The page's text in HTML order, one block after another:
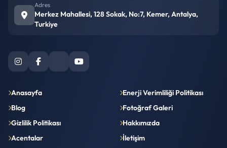
Adres
Merkez Mahallesi, 128 Sokak, No:7, Kemer, Antalya,
Turkiye
Anasayfa
Blog
Gizlilik Politikası
Acentalar
Enerji Verimliliği Politikası
Fotoğraf Galeri
Hakkımızda
İletişim